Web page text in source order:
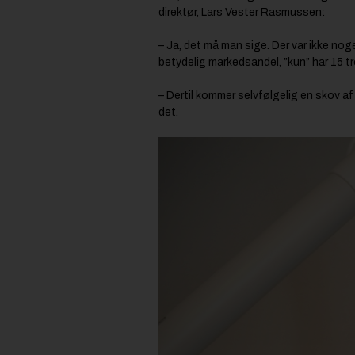
direktør, Lars Vester Rasmussen:
– Ja, det må man sige. Der var ikke
betydelig markedsandel, ”kun” har 15
– Dertil kommer selvfølgelig en skov
det.